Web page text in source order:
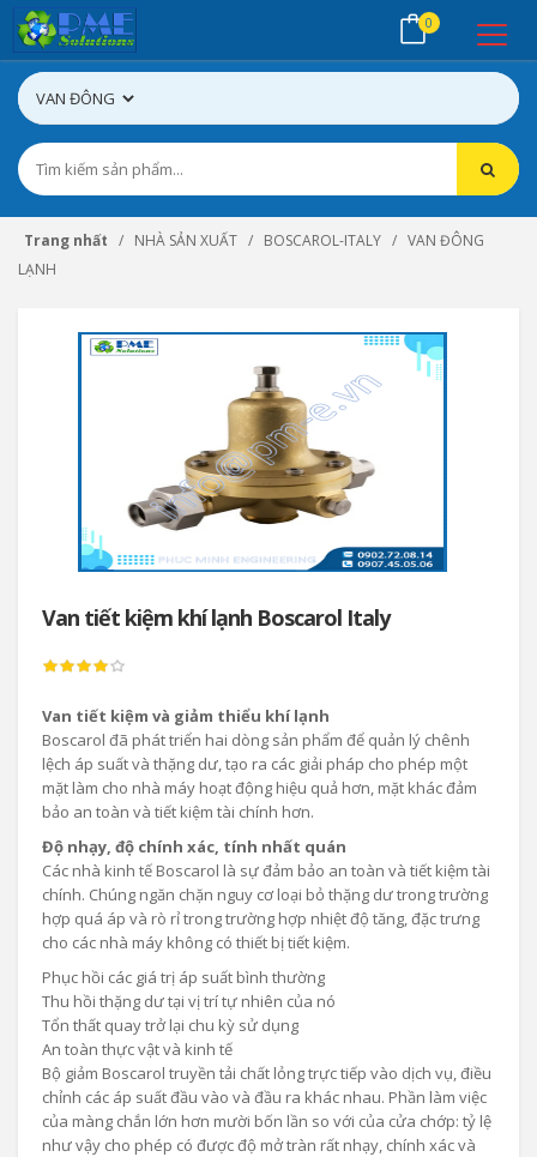
0
Trang nhất NHÀ SẢN XUẤT BOSCAROL-ITALY
VAN ĐÔNG
LẠNH
Van tiết kiệm khí lạnh Boscarol Italy
Van tiết kiệm và giảm thiểu khí lạnh
Boscarol đã phát triển hai dòng sản phẩm để quản lý chênh
lệch áp suất và thặng dư, tạo ra các giải pháp cho phép một
mặt làm cho nhà máy hoạt động hiệu quả hơn, mặt khác đảm
bảo an toàn và tiết kiệm tài chính hơn.
Độ nhạy, độ chính xác, tính nhất quán
Các nhà kinh tế Boscarol là sự đảm bảo an toàn và tiết kiệm tài
chính. Chúng ngăn chặn nguy cơ loại bỏ thặng dư trong trường
hợp quá áp và rò rỉ trong trường hợp nhiệt độ tăng, đặc trưng
cho các nhà máy không có thiết bị tiết kiệm.
Phục hồi các giá trị áp suất bình thường
Thu hồi thặng dư tại vị trí tự nhiên của nó
Tổn thất quay trở lại chu kỳ sử dụng
An toàn thực vật và kinh tế
Bộ giảm Boscarol truyền tải chất lỏng trực tiếp vào dịch vụ, điều
chỉnh các áp suất đầu vào và đầu ra khác nhau. Phần làm việc
của màng chắn lớn hơn mười bốn lần so với của cửa chớp: tỷ lệ
như vậy cho phép có được độ mở tràn rất nhạy, chính xác và